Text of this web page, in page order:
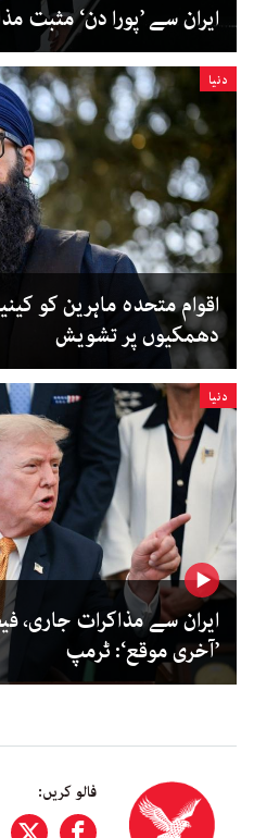
ایران سے ’پورا دن‘ مثبت
دنیا
اقوام متحدہ ماہرین کو
دھمکیوں پر تشویش
دنیا
ایران سے مذاکرات جاری،
’آخری موقع‘: ٹرمپ
فالو کریں: